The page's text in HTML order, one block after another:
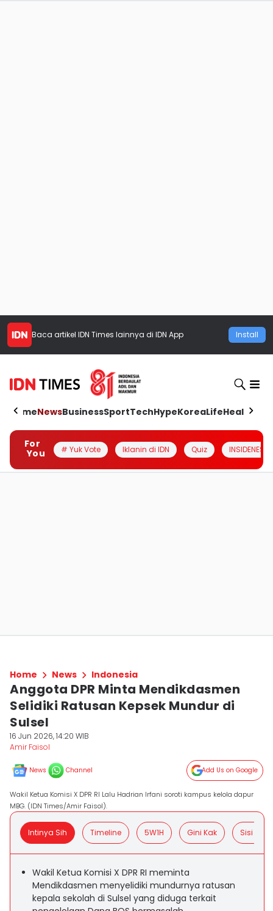
Baca artikel IDN Times lainnya di IDN App Install
HomeNewsBusinessSportTechHypeKoreaLifeHealth
For
You
# Yuk Vote Iklanin di IDN Quiz INSIDENESIA
Home News Indonesia
Anggota DPR Minta Mendikdasmen
Selidiki Ratusan Kepsek Mundur di
Sulsel
16 Jun 2026, 14:20 WIB
Amir Faisol
News Channel Add Us on Google
Wakil Ketua Komisi X DPR RI Lalu Hadrian Irfani soroti kampus kelola dapur
MBG. (IDN Times/Amir Faisol).
Intinya Sih Timeline 5W1H Gini Kak Sisi
Wakil Ketua Komisi X DPR RI meminta
Mendikdasmen menyelidiki mundurnya ratusan
kepala sekolah di Sulsel yang diduga terkait